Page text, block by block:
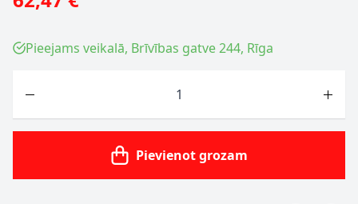
Pieejams veikalā, Brīvības gatve 244, Rīga
Pievienot grozam